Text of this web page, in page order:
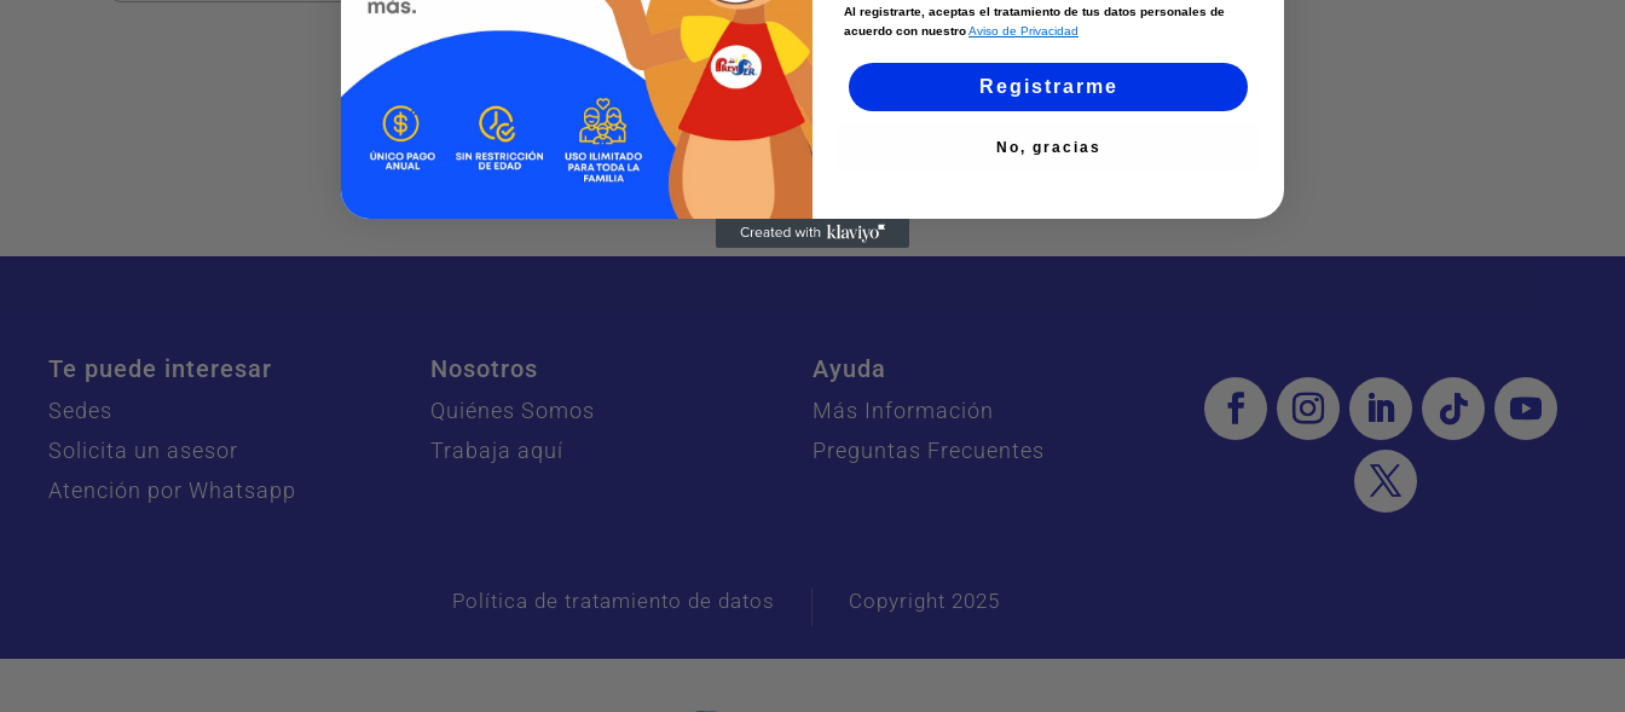
Te puede interesar
Sedes
Solicita un asesor
Atención por Whatsapp
Nosotros
Quiénes Somos
Trabaja aquí
Ayuda
Más Información
Preguntas Frecuentes
Política de tratamiento de datos Copyright 2025
Al registrarte, aceptas el tratamiento de tus datos personales de
acuerdo con nuestroAviso de Privacidad
Registrarme
No, gracias